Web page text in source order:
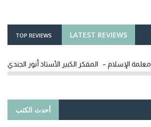
LATEST REVIEWS
TOP REVIEWS
معلمة الإسلام – المفكر الكبير الأستاذ أنور الجندي
أحدث الكتب